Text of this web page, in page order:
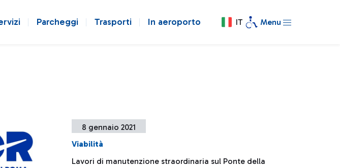
Parcheggi Trasporti In aeroporto IT Menu
8 gennaio 2021
Viabilità
Lavori di manutenzione straordinaria sul Ponte della